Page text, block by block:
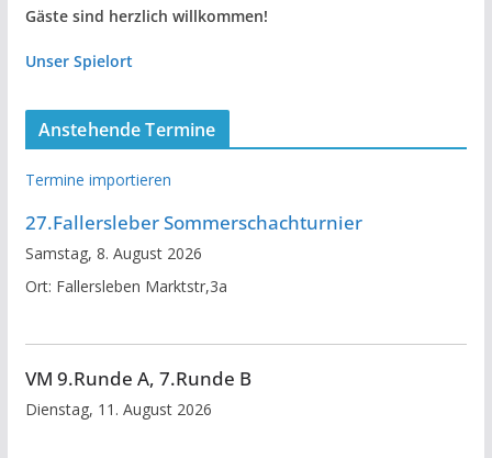
Gäste sind herzlich willkommen!
Unser Spielort
Anstehende Termine
Termine importieren
27.Fallersleber Sommerschachturnier
Samstag, 8. August 2026
Ort: Fallersleben Marktstr,3a
VM 9.Runde A, 7.Runde B
Dienstag, 11. August 2026